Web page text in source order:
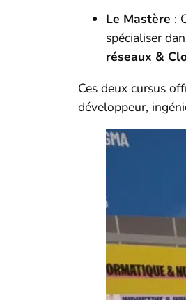
Le Mastère :
spécialiser
réseaux &
Ces deux cursus
développeur,